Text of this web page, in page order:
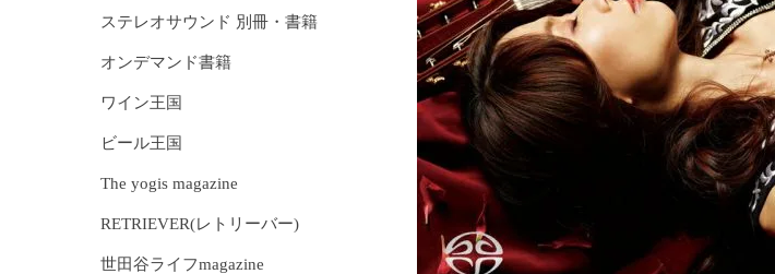
ステレオサウンド 別冊・書籍
オンデマンド書籍
ワイン王国
ビール王国
The yogis magazine
RETRIEVER(レトリーバー)
世田谷ライフmagazine